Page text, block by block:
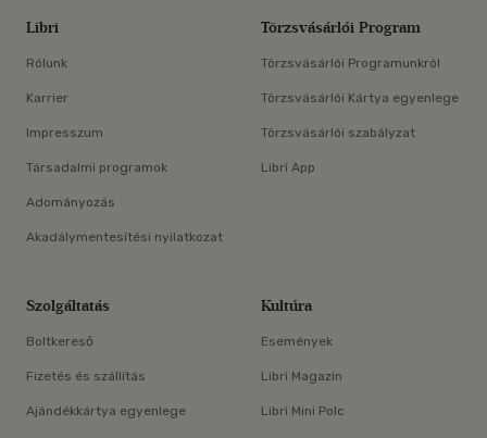
Libri
Rólunk
Karrier
Impresszum
Társadalmi programok
Adományozás
Akadálymentesítési nyilatkozat
Törzsvásárlói Program
Törzsvásárlói Programunkról
Törzsvásárlói Kártya egyenlege
Törzsvásárlói szabályzat
Libri App
Szolgáltatás
Boltkereső
Fizetés és szállítás
Ajándékkártya egyenlege
Kultúra
Események
Libri Magazin
Libri Mini Polc